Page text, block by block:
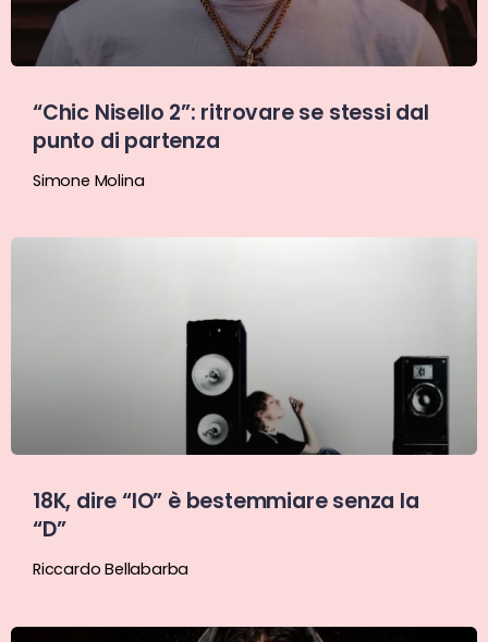
“Chic Nisello 2”: ritrovare se stessi dal
punto di partenza
Simone Molina
18K, dire “IO” è bestemmiare senza la
“D”
Riccardo Bellabarba